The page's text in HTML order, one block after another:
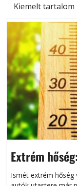
Kiemelt tartalom
Extrém
Ismét extrém hőség